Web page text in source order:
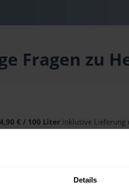
Details
Fragen zu
€ / 100 Liter inklusive Lieferung
unseren